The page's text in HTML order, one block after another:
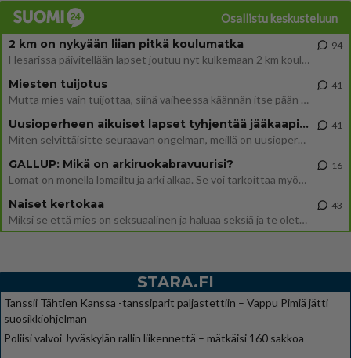
Osallistu keskusteluun
2 km on nykyään liian pitkä koulumatka
Hesarissa päivitellään lapset joutuu nyt kulkemaan 2 km kouluun jösses. Ruostefillarilla tuo matka menee vaikka miten äk
94
Miesten tuijotus
Mutta mies vain tuijottaa, siinä vaiheessa käännän itse pään pois. Mikä juttu? Yleensä jos joku tuijottaa tai katsoo, hä
41
Uusioperheen aikuiset lapset tyhjentää jääkaapin käydessään
Miten selvittäisitte seuraavan ongelman, meillä on uusioperhe, minulla teini-ikäiset lapset ja puolisolla aikuiset, jotk
41
GALLUP: Mikä on arkiruokabravuurisi?
Lomat on monella lomailtu ja arki alkaa. Se voi tarkoittaa myös sitä, että grillailut on grillattu ja palataan arjen ruo
16
Naiset kertokaa
Miksi se että mies on seksuaalinen ja haluaa seksiä ja te olette hänen mielestänne haluttava on vastenmielistä? Mikä sii
43
STARA.FI
Tanssii Tähtien Kanssa -tanssiparit paljastettiin – Vappu Pimiä jätti
suosikkiohjelman
Poliisi valvoi Jyväskylän rallin liikennettä – mätkäisi 160 sakkoa